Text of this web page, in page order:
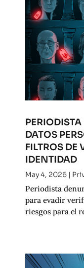
DATOS
FILTROS DE
IDENTIDAD
May 4, 2026|
Periodista
para evadir
riesgos para el